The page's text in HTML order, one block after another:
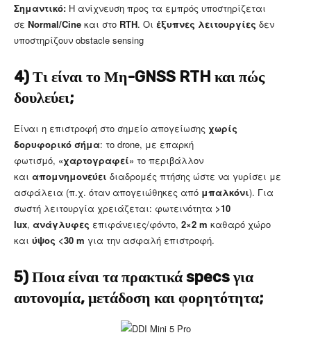
Σημαντικό: Η ανίχνευση προς τα εμπρός υποστηρίζεται
σε Normal/Cine και στο RTH. Οι έξυπνες λειτουργίες δεν
υποστηρίζουν obstacle sensing
4) Τι είναι το Μη-GNSS RTH και πώς
δουλεύει;
Είναι η επιστροφή στο σημείο απογείωσης χωρίς
δορυφορικό σήμα: το drone, με επαρκή
φωτισμό, «χαρτογραφεί» το περιβάλλον
και απομνημονεύει διαδρομές πτήσης ώστε να γυρίσει με
ασφάλεια (π.χ. όταν απογειώθηκες από μπαλκόνι). Για
σωστή λειτουργία χρειάζεται: φωτεινότητα >10
lux, ανάγλυφες επιφάνειες/φόντο, 2×2 m καθαρό χώρο
και ύψος <30 m για την ασφαλή επιστροφή.
5) Ποια είναι τα πρακτικά specs για
αυτονομία, μετάδοση και φορητότητα;